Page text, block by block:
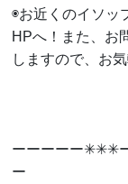
◉お近くのイソッ
HPへ！また、お
しますので、お
ーーーーー✳︎✳︎✳︎
ー